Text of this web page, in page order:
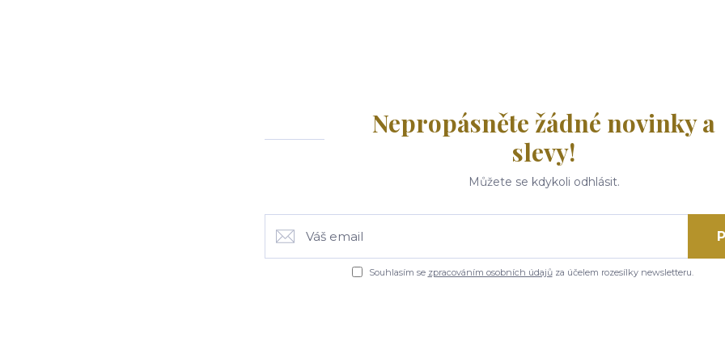
Nepropásněte žádné novinky a
slevy!
Můžete se kdykoli odhlásit.
Souhlasím se zpracováním osobních údajůza účelem rozesílky newsletteru.